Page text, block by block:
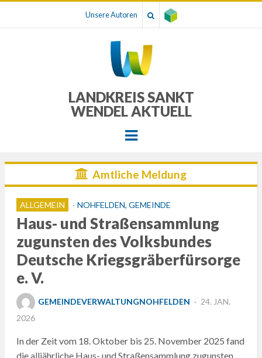
Unsere Autoren
LANDKREIS SANKT
WENDEL AKTUELL
Menu
Amtliche Meldung
ALLGEMEIN NOHFELDEN, GEMEINDE
Haus- und Straßensammlung
zugunsten des Volksbundes
Deutsche Kriegsgräberfürsorge
e. V.
GEMEINDEVERWALTUNGNOHFELDEN
POSTED
24. JAN.
2026
In der Zeit vom 18. Oktober bis 25. November 2025 fand
die alljährliche Haus- und Straßensammlung zugunsten